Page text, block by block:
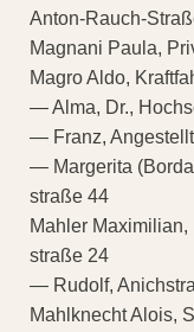
Anton-Rauch-
Magnani Paula,
Magro Aldo,
— Alma, Dr.,
— Franz,
— Margerita
straße 44
Mahler
straße 24
— Rudolf,
Mahlknecht Alois,